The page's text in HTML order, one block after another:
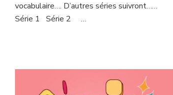
vocabulaire…. D’autres séries suivront……
Série 1 Série 2 …